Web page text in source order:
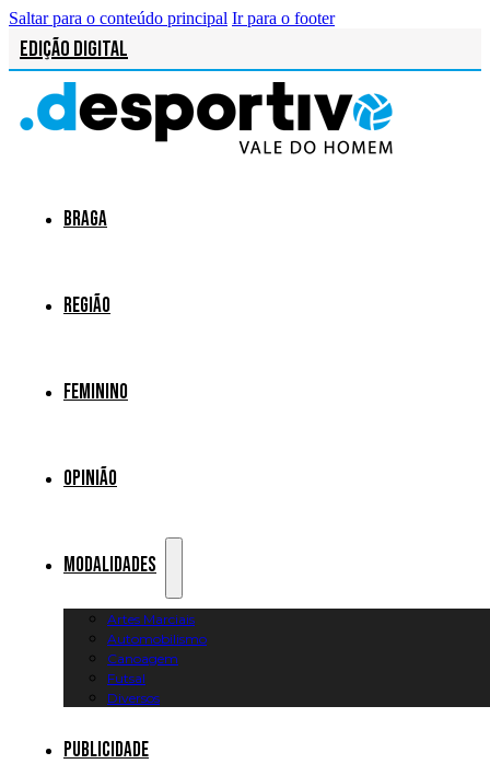
Saltar para o conteúdo principal Ir para o footer
Edição Digital
Braga
Região
Feminino
Opinião
Modalidades
Artes Marciais
Automobilismo
Canoagem
Futsal
Diversos
Publicidade